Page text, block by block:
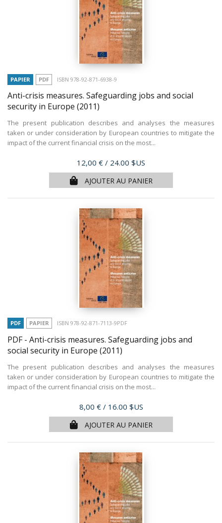
PAPIER PDF ISBN 978-92-871-6938-9
Anti-crisis measures. Safeguarding jobs and social
security in Europe (2011)
The present publication describes and analyses the measures
taken or under consideration by European countries to mitigate the
impact of the current financial crisis on the most...
Prix
12,00 € / 24.00 $US
AJOUTER AU PANIER
PDF PAPIER ISBN 978-92-871-7113-9PDF
PDF - Anti-crisis measures. Safeguarding jobs and
social security in Europe (2011)
The present publication describes and analyses the measures
taken or under consideration by European countries to mitigate the
impact of the current financial crisis on the most...
Prix
8,00 € / 16.00 $US
AJOUTER AU PANIER